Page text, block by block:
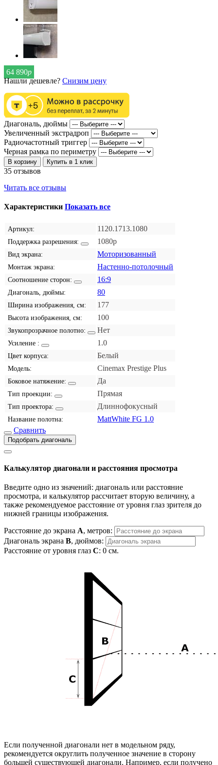
64 890р
Нашли дешевле? Снизим цену
Диагональ, дюймы
Увеличенный экстрадроп
Радиочастотный триггер
Черная рамка по периметру
В корзину Купить в 1 клик
35 отзывов
Читать все отзывы
Характеристики Показать все
Артикул: 1120.1713.1080
Поддержка разрешения: 1080p
Вид экрана: Моторизованный
Монтаж экрана: Настенно-потолочный
Соотношение сторон: 16:9
Диагональ, дюймы: 80
Ширина изображения, см: 177
Высота изображения, см: 100
Звукопрозрачное полотно: Нет
Усиление : 1.0
Цвет корпуса: Белый
Модель: Cinemax Prestige Plus
Боковое натяжение: Да
Тип проекции: Прямая
Тип проектора: Длиннофокусный
Название полотна:
MattWhite FG 1.0
Сравнить
Подобрать диагональ
Калькулятор диагонали и расстояния просмотра
Введите одно из значений: диагональ или расстояние
просмотра, и калькулятор рассчитает вторую величину, а
также рекомендуемое расстояние от уровня глаз зрителя до
нижней границы изображения.
Расстояние до экрана A, метров:
Диагональ экрана B, дюймов:
Расстояние от уровня глаз C: 0 см.
Если полученной диагонали нет в модельном ряду,
рекомендуется округлить полученное значение в сторону
большей существующей диагонали. Например, если получено